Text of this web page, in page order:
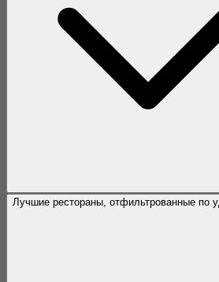
Лучшие рестораны, отфильтрованные по